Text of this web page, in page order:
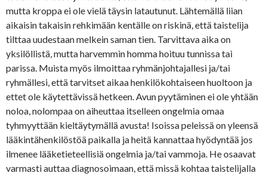
mutta kroppa ei ole vielä täysin latautunut. Lähtemällä liian
aikaisin takaisin rehkimään kentälle on riskinä, että taistelija
tilttaa uudestaan melkein saman tien. Tarvittava aika on
yksilöllistä, mutta harvemmin homma hoituu tunnissa tai
parissa. Muista myös ilmoittaa ryhmänjohtajallesi ja/tai
ryhmällesi, että tarvitset aikaa henkilökohtaiseen huoltoon ja
ettet ole käytettävissä hetkeen. Avun pyytäminen ei ole yhtään
noloa, nolompaa on aiheuttaa itselleen ongelmia omaa
tyhmyyttään kieltäytymällä avusta! Isoissa peleissä on yleensä
lääkintähenkilöstöä paikalla ja heitä kannattaa hyödyntää jos
ilmenee lääketieteellisiä ongelmia ja/tai vammoja. He osaavat
varmasti auttaa diagnosoimaan, että missä kohtaa taistelijalla